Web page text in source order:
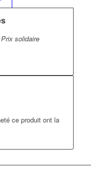
solidaire
ce produit ont la